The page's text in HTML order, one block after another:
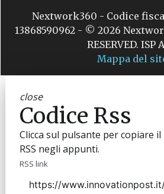
Nextwork360 - Codice
13868590962 - © 2026
RESERVED. ISP
Mappa del
close
Codice Rss
Clicca sul pulsante per copiare
RSS negli appunti.
RSS link